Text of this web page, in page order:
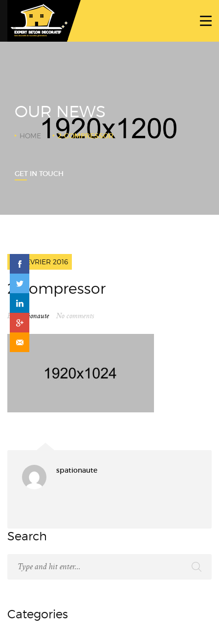
PROJETS
NOUS CONTACTER
OUR NEWS
HOME 2-COMPRESSOR
GET IN TOUCH
20 FÉVRIER 2016
2-compressor
By spationaute No comments
spationaute
Search
Categories